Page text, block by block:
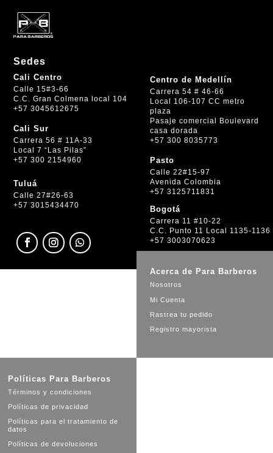
Sedes
Cali Centro
Calle 15#3-66
C.C. Gran Colmena local 104
+57 3045612675
Cali Sur
Carrera 56 # 11A-33
Local 7 “Las Pilas”
+57 300 2154960
Tuluá
Calle 27#26-63
+57 3015434470
Centro de Medellín
Carrera 54 # 46-66
Local 106-107 CC metro
plaza
Pasaje comercial Boulevard
casa dorada
+57 300 8035773
Pasto
Calle 22#15-97
Avenida Colombia
+57 3125711831
Bogotá
Carrera 11 #10-22
C.C. Punto 11 Local 1135-1136
+57 3003070623
Acerca de Para Barberos
Nosotros
Mi Cuenta
Rastrea tu pedido
Registro mayorista
Políticas Para Barberos
Términos y condiciones
Políticas de privacidad
Políticas para el tratamiento de
datos
Políticas de devoluciones